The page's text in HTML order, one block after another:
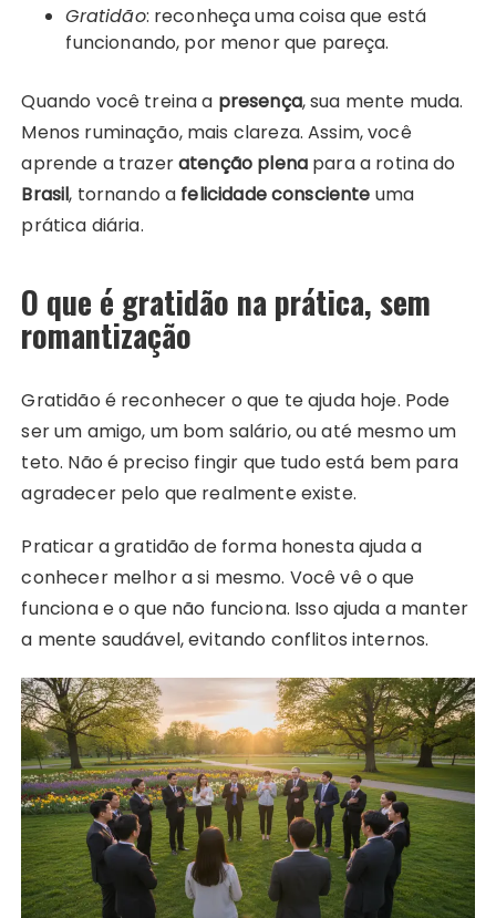
Gratidão: reconheça uma coisa que está
funcionando, por menor que pareça.
Quando você treina a presença, sua mente muda.
Menos ruminação, mais clareza. Assim, você
aprende a trazeratenção plena para a rotina do
Brasil, tornando a felicidade consciente uma
prática diária.
O que é gratidão na prática, sem
romantização
Gratidão é reconhecer o que te ajuda hoje. Pode
ser um amigo, um bom salário, ou até mesmo um
teto. Não é preciso fingir que tudo está bem para
agradecer pelo que realmente existe.
Praticar a gratidão de forma honesta ajuda a
conhecer melhor a si mesmo. Você vê o que
funciona e o que não funciona. Isso ajuda a manter
a mente saudável, evitando conflitos internos.